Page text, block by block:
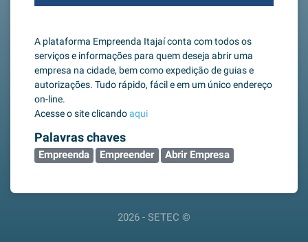
A plataforma Empreenda Itajaí conta com todos os
serviços e informações para quem deseja abrir uma
empresa na cidade, bem como expedição de guias e
autorizações. Tudo rápido, fácil e em um único endereço
on-line.
Acesse o site clicandoaqui
Palavras chaves
Empreenda Empreender Abrir Empresa
2026 - SETEC ©